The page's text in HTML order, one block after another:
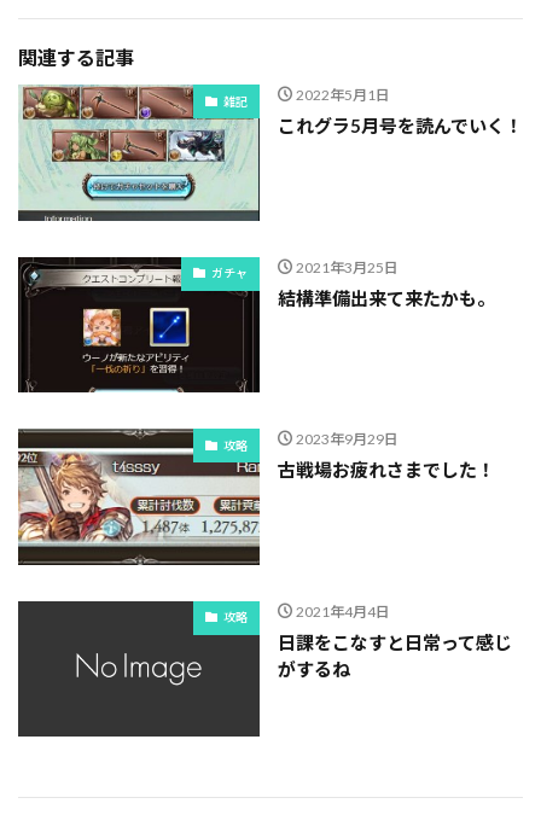
関連する記事
雑記 2022年5月1日
これグラ5月号を読んでいく！
ガチャ 2021年3月25日
結構準備出来て来たかも。
攻略 2023年9月29日
古戦場お疲れさまでした！
攻略 2021年4月4日
日課をこなすと日常って感じ
がするね